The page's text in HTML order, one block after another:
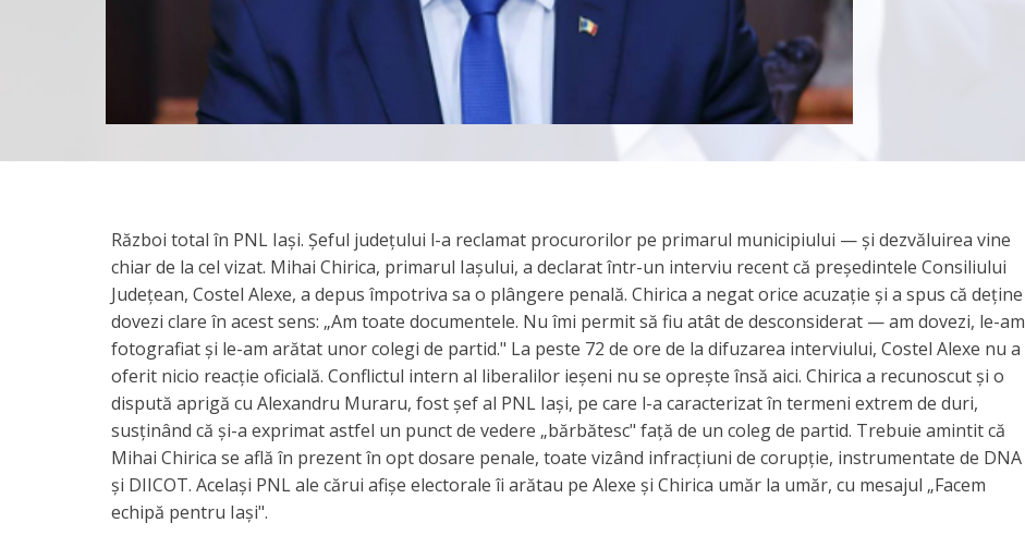
Război total în PNL Iași. Șeful județului l-a reclamat procurorilor pe primarul municipiului — și dezvăluirea vine
chiar de la cel vizat. Mihai Chirica, primarul Iașului, a declarat într-un interviu recent că președintele Consiliului
Județean, Costel Alexe, a depus împotriva sa o plângere penală. Chirica a negat orice acuzație și a spus că deține
dovezi clare în acest sens: „Am toate documentele. Nu îmi permit să fiu atât de desconsiderat — am dovezi, le-am
fotografiat și le-am arătat unor colegi de partid." La peste 72 de ore de la difuzarea interviului, Costel Alexe nu a
oferit nicio reacție oficială. Conflictul intern al liberalilor ieșeni nu se oprește însă aici. Chirica a recunoscut și o
dispută aprigă cu Alexandru Muraru, fost șef al PNL Iași, pe care l-a caracterizat în termeni extrem de duri,
susținând că și-a exprimat astfel un punct de vedere „bărbătesc" față de un coleg de partid. Trebuie amintit că
Mihai Chirica se află în prezent în opt dosare penale, toate vizând infracțiuni de corupție, instrumentate de DNA
și DIICOT. Același PNL ale cărui afișe electorale îi arătau pe Alexe și Chirica umăr la umăr, cu mesajul „Facem
echipă pentru Iași".